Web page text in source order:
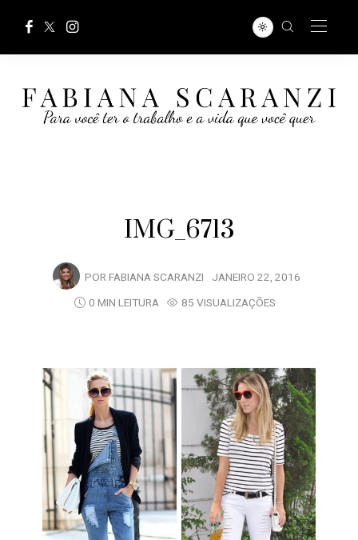
IMG_6713
POR FABIANA SCARANZI JANEIRO 22, 2016
0 MIN LEITURA
85 VISUALIZAÇÕES